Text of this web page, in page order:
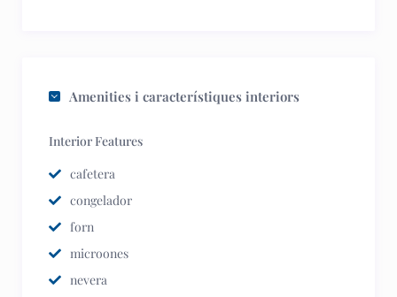
Amenities i característiques interiors
Interior Features
cafetera
congelador
forn
microones
nevera